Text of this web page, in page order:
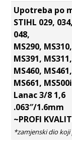
Upotreba po
STIHL 029,
048,
MS290,
MS391,
MS460,
MS661, MS500i
Lanac 3/8 1,6
.063″/1.6mm
~PROFI